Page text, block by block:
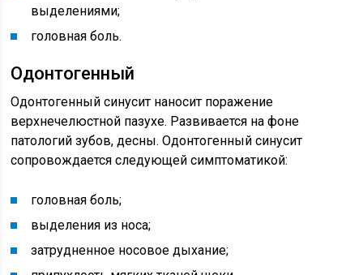
выделениями;
головная боль.
Одонтогенный
Одонтогенный синусит наносит поражение
верхнечелюстной пазухе. Развивается на фоне
патологий зубов, десны. Одонтогенный синусит
сопровождается следующей симптоматикой:
головная боль;
выделения из носа;
затрудненное носовое дыхание;